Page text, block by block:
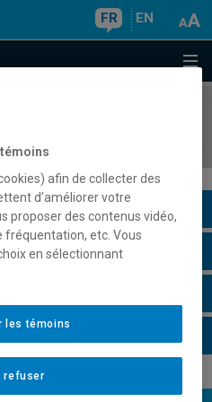
FR EN
afin de collecter des
d’améliorer votre
proposer des contenus vidéo,
fréquentation, etc. Vous
en sélectionnant
refuser
les témoins